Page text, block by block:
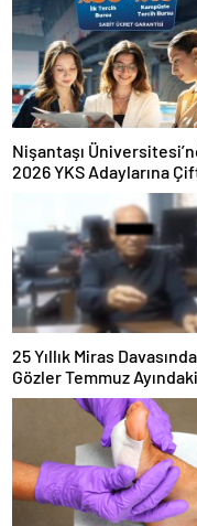
Nişantaşı
2026 YKS Adaylarına
Güvence: Sabit Ücret ve
Kesintisiz Burs
25 Yıllık Miras Davasında
Gözler Temmuz Ayındaki
Karar Duruşmasına